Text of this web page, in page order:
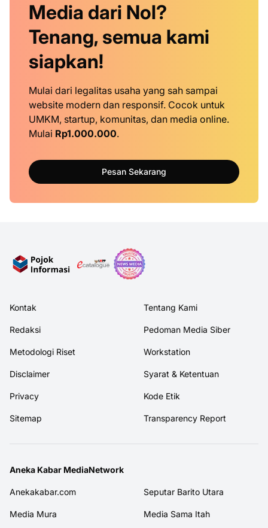
Media dari Nol?
Tenang, semua kami
siapkan!
Mulai dari legalitas usaha yang sah sampai
website modern dan responsif. Cocok untuk
UMKM, startup, komunitas, dan media online.
Mulai Rp1.000.000.
Pesan Sekarang
Kontak Tentang Kami
Redaksi Pedoman Media Siber
Metodologi Riset Workstation
Disclaimer Syarat & Ketentuan
Privacy Kode Etik
Sitemap Transparency Report
Aneka Kabar MediaNetwork
Anekakabar.com Seputar Barito Utara
Media Mura Media Sama Itah